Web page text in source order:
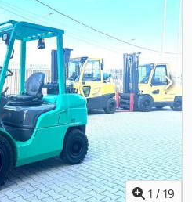
jogát fenntartjuk. Idegen valuta
árfolyam érvényes. Az érvényes
Tengelyképlet: 4x2,
5 t, megengedett össztömeg 6 t-
visszapillantó tükör, tolatójelző,
is tartozék. Cedpfx
1 / 19